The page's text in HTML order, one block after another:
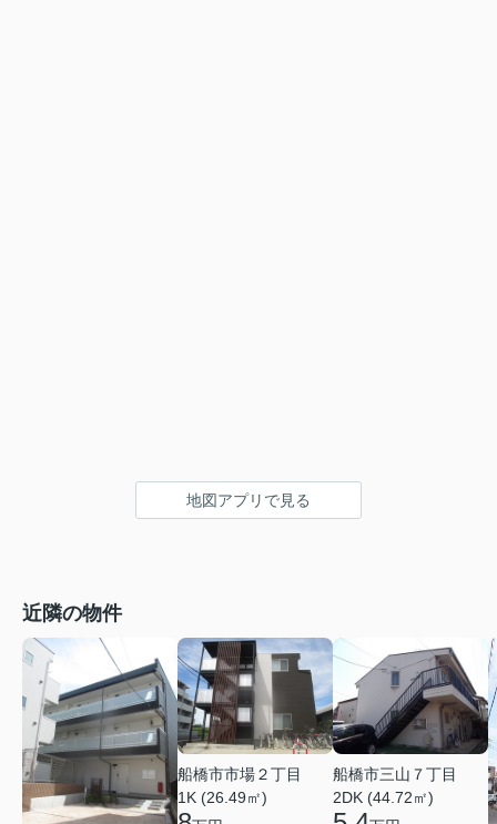
地図アプリで見る
近隣の物件
船橋市市場２丁目
1K (26.49㎡)
船橋市三山７丁目
2DK (44.72㎡)